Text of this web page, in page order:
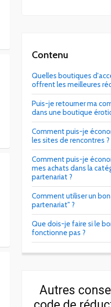
Contenu
Quelles boutiques
offrent les meilleures
Puis-je retourner ma
dans une boutique
Comment puis-je
les sites de rencontres ?
Comment puis-je
mes achats dans la
partenariat ?
Comment utiliser un
partenariat" ?
Que dois-je faire si le
fonctionne pas ?
Autres